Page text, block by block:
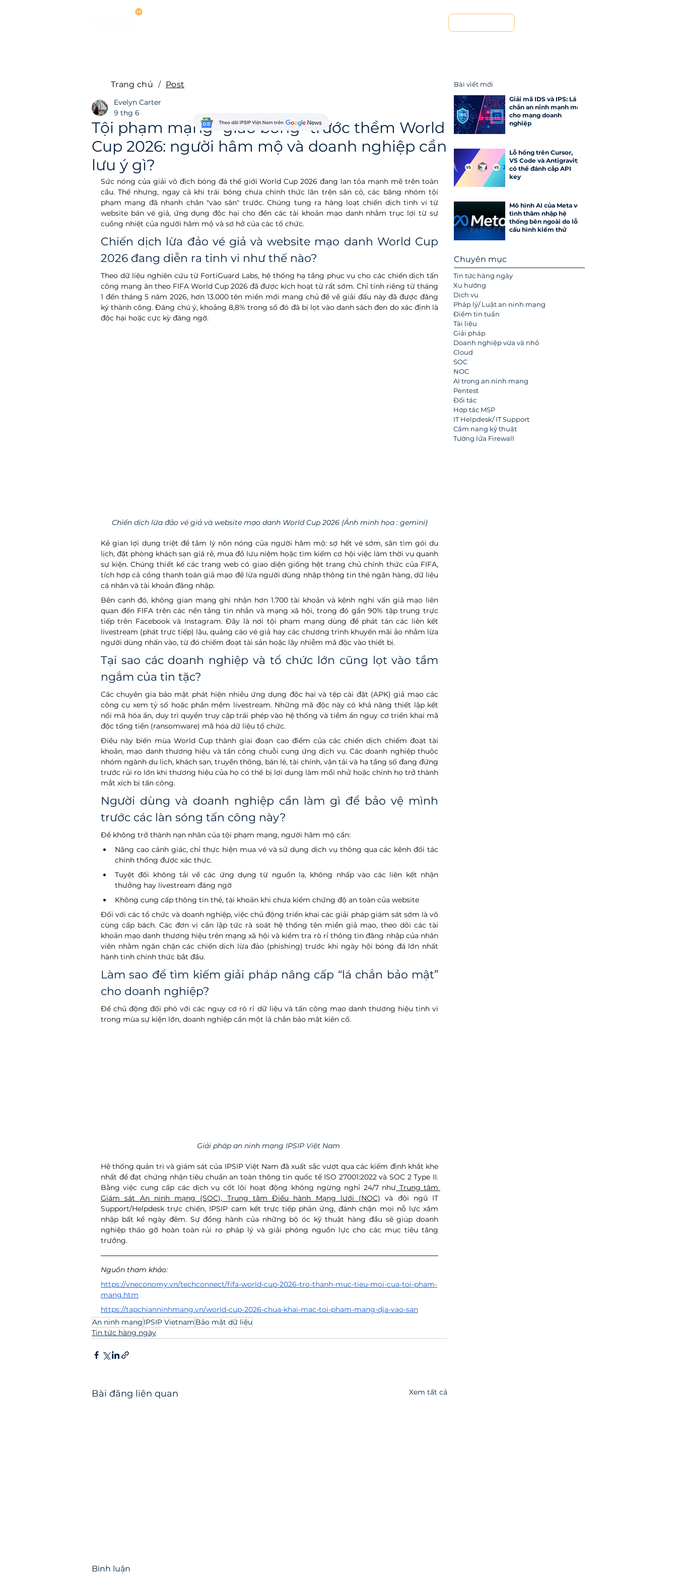
Tội phạm mạng "giao bóng" trước thềm World
Cup 2026: người hâm mộ và doanh nghiệp cần
lưu ý gì?
Evelyn Carter
9 thg 6
Sức nóng của giải vô địch bóng đá thế giới World Cup 2026 đang lan tỏa mạnh mẽ trên toàn
cầu. Thế nhưng, ngay cả khi trái bóng chưa chính thức lăn trên sân cỏ, các băng nhóm tội
phạm mạng đã nhanh chân "vào sân" trước. Chúng tung ra hàng loạt chiến dịch tinh vi từ
website bán vé giả, ứng dụng độc hại cho đến các tài khoản mạo danh nhằm trục lợi từ sự
cuồng nhiệt của người hâm mộ và sơ hở của các tổ chức.
Chiến dịch lừa đảo vé giả và website mạo danh World Cup
2026 đang diễn ra tinh vi như thế nào?
Theo dữ liệu nghiên cứu từ FortiGuard Labs, hệ thống hạ tầng phục vụ cho các chiến dịch tấn
công mạng ăn theo FIFA World Cup 2026 đã được kích hoạt từ rất sớm. Chỉ tính riêng từ tháng
1 đến tháng 5 năm 2026, hơn 13.000 tên miền mới mang chủ đề về giải đấu này đã được đăng
ký thành công. Đáng chú ý, khoảng 8,8% trong số đó đã bị lọt vào danh sách đen do xác định là
độc hại hoặc cực kỳ đáng ngờ.
Chiến dịch lừa đảo vé giả và website mạo danh World Cup 2026 (Ảnh minh họa : gemini)
Kẻ gian lợi dụng triệt để tâm lý nôn nóng của người hâm mộ: sợ hết vé sớm, săn tìm gói du
lịch, đặt phòng khách sạn giá rẻ, mua đồ lưu niệm hoặc tìm kiếm cơ hội việc làm thời vụ quanh
sự kiện. Chúng thiết kế các trang web có giao diện giống hệt trang chủ chính thức của FIFA,
tích hợp cả cổng thanh toán giả mạo để lừa người dùng nhập thông tin thẻ ngân hàng, dữ liệu
cá nhân và tài khoản đăng nhập.
Bên cạnh đó, không gian mạng ghi nhận hơn 1.700 tài khoản và kênh nghi vấn giả mạo liên
quan đến FIFA trên các nền tảng tin nhắn và mạng xã hội, trong đó gần 90% tập trung trực
tiếp trên Facebook và Instagram. Đây là nơi tội phạm mạng dùng để phát tán các liên kết
livestream (phát trực tiếp) lậu, quảng cáo vé giả hay các chương trình khuyến mãi ảo nhằm lừa
người dùng nhấn vào, từ đó chiếm đoạt tài sản hoặc lây nhiễm mã độc vào thiết bị.
Tại sao các doanh nghiệp và tổ chức lớn cũng lọt vào tầm
ngắm của tin tặc?
Các chuyên gia bảo mật phát hiện nhiều ứng dụng độc hại và tệp cài đặt (APK) giả mạo các
công cụ xem tỷ số hoặc phần mềm livestream. Những mã độc này có khả năng thiết lập kết
nối mã hóa ẩn, duy trì quyền truy cập trái phép vào hệ thống và tiềm ẩn nguy cơ triển khai mã
độc tống tiền (ransomware) mã hóa dữ liệu tổ chức.
Điều này biến mùa World Cup thành giai đoạn cao điểm của các chiến dịch chiếm đoạt tài
khoản, mạo danh thương hiệu và tấn công chuỗi cung ứng dịch vụ. Các doanh nghiệp thuộc
nhóm ngành du lịch, khách sạn, truyền thông, bán lẻ, tài chính, vận tải và hạ tầng số đang đứng
trước rủi ro lớn khi thương hiệu của họ có thể bị lợi dụng làm mồi nhử hoặc chính họ trở thành
mắt xích bị tấn công.
Người dùng và doanh nghiệp cần làm gì để bảo vệ mình
trước các làn sóng tấn công này?
Để không trở thành nạn nhân của tội phạm mạng, người hâm mộ cần:
Nâng cao cảnh giác, chỉ thực hiện mua vé và sử dụng dịch vụ thông qua các kênh đối tác
chính thống được xác thực.
Tuyệt đối không tải về các ứng dụng từ nguồn lạ, không nhấp vào các liên kết nhận
thưởng hay livestream đáng ngờ
Không cung cấp thông tin thẻ, tài khoản khi chưa kiểm chứng độ an toàn của website
Đối với các tổ chức và doanh nghiệp, việc chủ động triển khai các giải pháp giám sát sớm là vô
cùng cấp bách. Các đơn vị cần lập tức rà soát hệ thống tên miền giả mạo, theo dõi các tài
khoản mạo danh thương hiệu trên mạng xã hội và kiểm tra rò rỉ thông tin đăng nhập của nhân
viên nhằm ngăn chặn các chiến dịch lừa đảo (phishing) trước khi ngày hội bóng đá lớn nhất
hành tinh chính thức bắt đầu.
Làm sao để tìm kiếm giải pháp nâng cấp “lá chắn bảo mật”
cho doanh nghiệp?
Để chủ động đối phó với các nguy cơ rò rỉ dữ liệu và tấn công mạo danh thương hiệu tinh vi
trong mùa sự kiện lớn, doanh nghiệp cần một lá chắn bảo mật kiên cố.
Giải pháp an ninh mạng IPSIP Việt Nam
Hệ thống quản trị và giám sát của IPSIP Việt Nam đã xuất sắc vượt qua các kiểm định khắt khe
nhất để đạt chứng nhận tiêu chuẩn an toàn thông tin quốc tế ISO 27001:2022 và SOC 2 Type II.
Bằng việc cung cấp các dịch vụ cốt lõi hoạt động không ngừng nghỉ 24/7 như Trung tâm
Giám sát An ninh mạng (SOC), Trung tâm Điều hành Mạng lưới (NOC) và đội ngũ IT
Support/Helpdesk trực chiến, IPSIP cam kết trực tiếp phản ứng, đánh chặn mọi nỗ lực xâm
nhập bất kể ngày đêm. Sự đồng hành của những bộ óc kỹ thuật hàng đầu sẽ giúp doanh
nghiệp tháo gỡ hoàn toàn rủi ro pháp lý và giải phóng nguồn lực cho các mục tiêu tăng
trưởng.
Nguồn tham khảo:
https://vneconomy.vn/techconnect/fifa-world-cup-2026-tro-thanh-muc-tieu-moi-cua-toi-pham-
mang.htm
https://tapchianninhmang.vn/world-cup-2026-chua-khai-mac-toi-pham-mang-dja-vao-san
An ninh mạng IPSIP Vietnam Bảo mật dữ liệu
Tin tức hàng ngày
Bài đăng liên quan Xem tất cả
Bình luận
Trang chủ / Post Bài viết mới
Giải mã IDS và IPS: Lá
chắn an ninh mạnh mẽ
cho mạng doanh
nghiệp
Lỗ hổng trên Cursor,
VS Code và Antigravity
có thể đánh cắp API
key
Mô hình AI của Meta vô
tình thâm nhập hệ
thống bên ngoài do lỗi
cấu hình kiểm thử
Chuyên mục
Tin tức hàng ngày
Xu hướng
Dịch vụ
Pháp lý/ Luật an ninh mạng
Điểm tin tuần
Tài liệu
Giải pháp
Doanh nghiệp vừa và nhỏ
Cloud
SOC
NOC
AI trong an ninh mạng
Pentest
Đối tác
Hợp tác MSP
IT Helpdesk/ IT Support
Cẩm nang kỹ thuật
Tường lửa Firewall